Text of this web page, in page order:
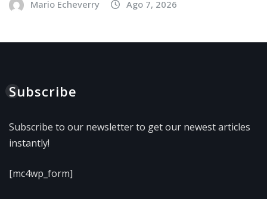
Mario Echeverry Ago 7, 2026
Subscribe
Subscribe to our newsletter to get our newest articles
instantly!
[mc4wp_form]